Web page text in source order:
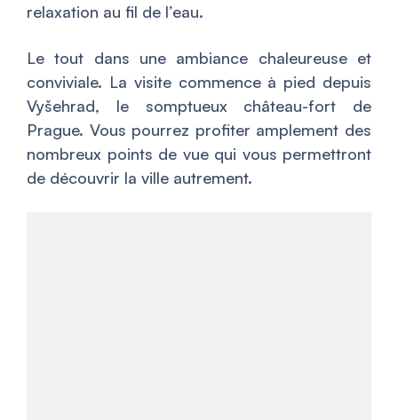
relaxation au fil de l’eau.
Le tout dans une ambiance chaleureuse et
conviviale. La visite commence à pied depuis
Vyšehrad, le somptueux château-fort de
Prague. Vous pourrez profiter amplement des
nombreux points de vue qui vous permettront
de découvrir la ville autrement.